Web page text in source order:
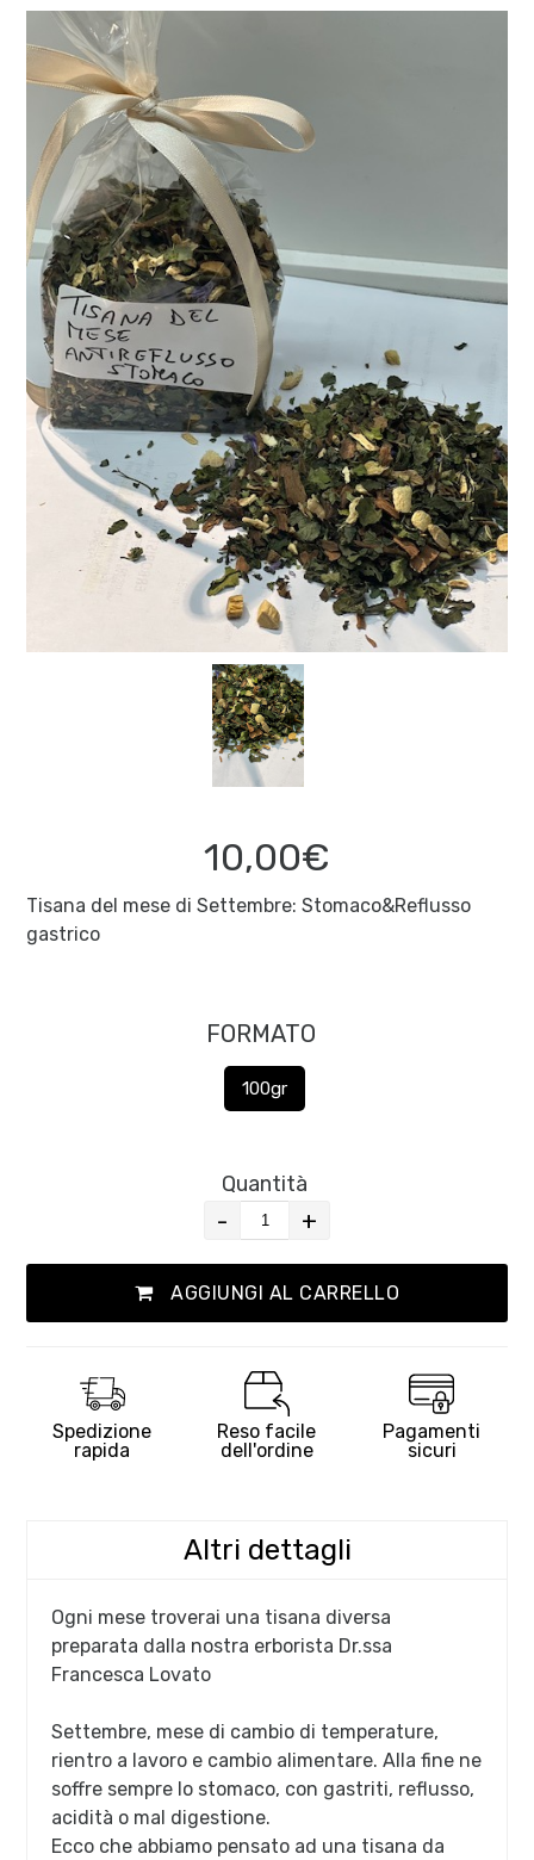
10,00€
Tisana del mese di Settembre: Stomaco&Reflusso
gastrico
FORMATO
100gr
Quantità
- +
AGGIUNGI AL CARRELLO
Spedizione
rapida
Reso facile
dell'ordine
Pagamenti
sicuri
Altri dettagli
Ogni mese troverai una tisana diversa
preparata dalla nostra erborista Dr.ssa
Francesca Lovato
Settembre, mese di cambio di temperature,
rientro a lavoro e cambio alimentare. Alla fine ne
soffre sempre lo stomaco, con gastriti, reflusso,
acidità o mal digestione.
Ecco che abbiamo pensato ad una tisana da